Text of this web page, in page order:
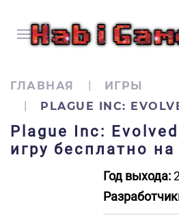
ГЛАВНАЯ
ИГРЫ
PLAGUE INC:
Plague Inc:
игру бесплатно
Год выхода: